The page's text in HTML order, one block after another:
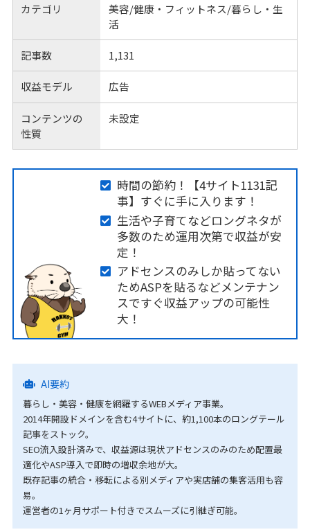
カテゴリ
美容/健康・フィットネス/暮らし・生
活
記事数 1,131
収益モデル 広告
コンテンツの
性質
未設定
時間の節約！【4サイト1131記
事】すぐに手に入ります！
生活や子育てなどロングネタが
多数のため運用次第で収益が安
定！
アドセンスのみしか貼ってない
ためASPを貼るなどメンテナン
スですぐ収益アップの可能性
大！
AI要約
暮らし・美容・健康を網羅するWEBメディア事業。
2014年開設ドメインを含む4サイトに、約1,100本のロングテール
記事をストック。
SEO流入設計済みで、収益源は現状アドセンスのみのため配置最
適化やASP導入で即時の増収余地が大。
既存記事の統合・移転による別メディアや実店舗の集客活用も容
易。
運営者の1ヶ月サポート付きでスムーズに引継ぎ可能。